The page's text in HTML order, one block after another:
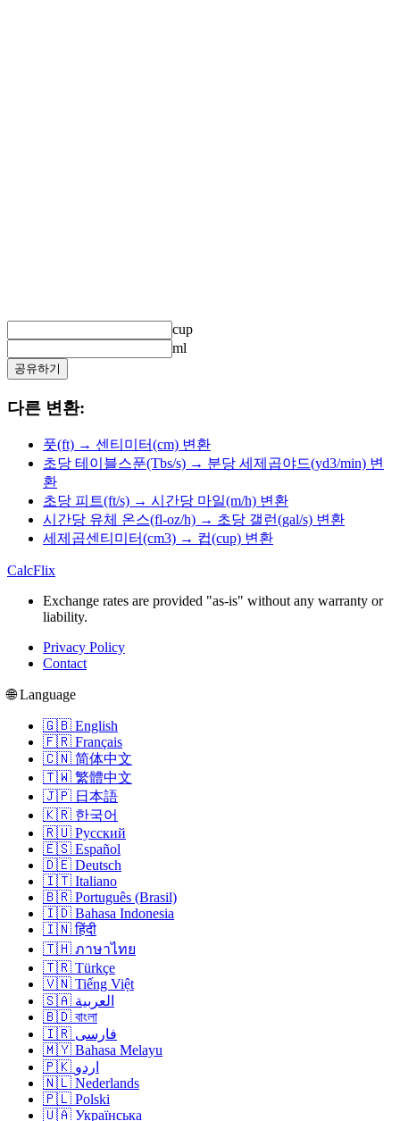
cup
ml
공유하기
다른 변환:
풋(ft) → 센티미터(cm) 변환
초당 테이블스푼(Tbs/s) → 분당 세제곱야드(yd3/min) 변
환
초당 피트(ft/s) → 시간당 마일(m/h) 변환
시간당 유체 온스(fl-oz/h) → 초당 갤런(gal/s) 변환
세제곱센티미터(cm3) → 컵(cup) 변환
CalcFlix
Exchange rates are provided "as-is" without any warranty or
liability.
Privacy Policy
Contact
🌐 Language
🇬🇧 English
🇫🇷 Français
🇨🇳 简体中文
🇹🇼 繁體中文
🇯🇵 日本語
🇰🇷 한국어
🇷🇺 Русский
🇪🇸 Español
🇩🇪 Deutsch
🇮🇹 Italiano
🇧🇷 Português (Brasil)
🇮🇩 Bahasa Indonesia
🇮🇳 हिंदी
🇹🇭 ภาษาไทย
🇹🇷 Türkçe
🇻🇳 Tiếng Việt
🇸🇦 العربية
🇧🇩 বাংলা
🇮🇷 فارسی
🇲🇾 Bahasa Melayu
🇵🇰 اردو
🇳🇱 Nederlands
🇵🇱 Polski
🇺🇦 Українська